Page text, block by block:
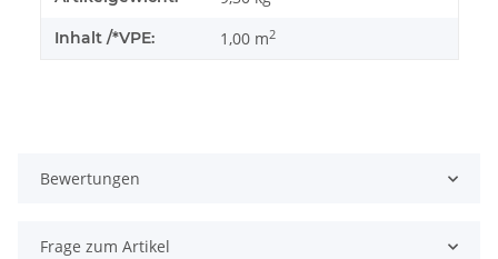
Inhalt /*VPE: 1,00 m2
Bewertungen
Frage zum Artikel